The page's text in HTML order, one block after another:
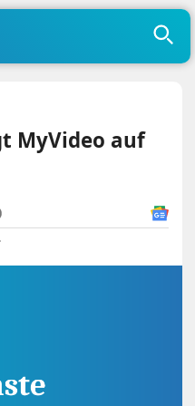
MyVideo auf